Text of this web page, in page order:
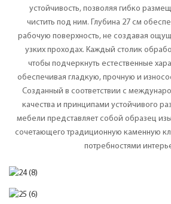
устойчивость, позволяя гибко
чистить под ним. Глубина 27 см
рабочую поверхность, не создавая
узких проходах. Каждый столик
чтобы подчеркнуть естественные
обеспечивая гладкую, прочную и
Созданный в соответствии с
качества и принципами устойчивого
мебели представляет собой образец
сочетающего традиционную каменную
потребностями